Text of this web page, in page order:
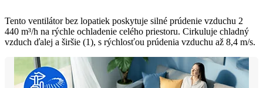
Tento ventilátor bez lopatiek poskytuje silné prúdenie vzduchu 2
440 m³/h na rýchle ochladenie celého priestoru. Cirkuluje chladný
vzduch ďalej a širšie (1), s rýchlosťou prúdenia vzduchu až 8,4 m/s.